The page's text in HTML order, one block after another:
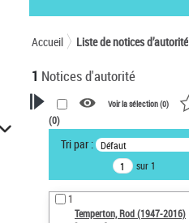
Accueil Liste de notices d’autorité
1 Notices d'autorité
VOTRE RECHERCHE
Recherche avancée dans les
notices d’autorité
Œuvres liées à l'auteur :
Temperton, Rod (1947-2016)
Voir la sélection (0)
(0)
Tri par : Défaut
sur 1
1
Temperton, Rod (1947-2016)